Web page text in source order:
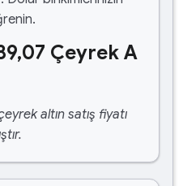
Çeyrek A
altın satış fiyatı